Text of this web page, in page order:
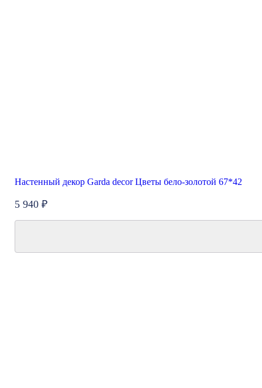
Настенный декор Garda decor Цветы бело-золотой 67*42
5 940 ₽